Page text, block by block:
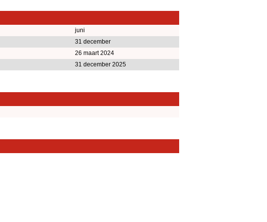
juni
31 december
26 maart 2024
31 december 2025